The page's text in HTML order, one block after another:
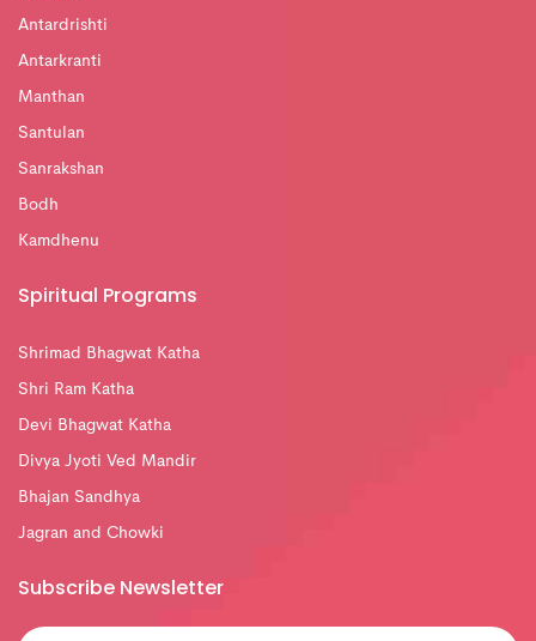
Antardrishti
Antarkranti
Manthan
Santulan
Sanrakshan
Bodh
Kamdhenu
Spiritual Programs
Shrimad Bhagwat Katha
Shri Ram Katha
Devi Bhagwat Katha
Divya Jyoti Ved Mandir
Bhajan Sandhya
Jagran and Chowki
Subscribe Newsletter